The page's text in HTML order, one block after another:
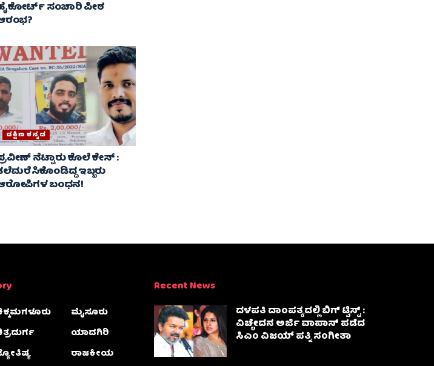
ಸಂಚಾರಿ ಪೀಠ
ದಕ್ಷಿಣ ಕನ್ನಡ
ನೆಟ್ಟಾರು ಕೊಲೆ ಕೇಸ್‌ :
ಇಬ್ಬರು
ಬಂಧನ!
ಮೈಸೂರು
ಯಾದಗಿರಿ
ರಾಜಕೀಯ
Recent News
ದಳಪತಿ ದಾಂಪತ್ಯದಲ್ಲಿ ಬಿಗ್ ಟ್ವಿಸ್ಟ್ :
ವಿಚ್ಛೇದನ ಅರ್ಜಿ ವಾಪಾಸ್‌ ಪಡೆದ
ಸಿಎಂ ವಿಜಯ್ ಪತ್ನಿ ಸಂಗೀತಾ‌